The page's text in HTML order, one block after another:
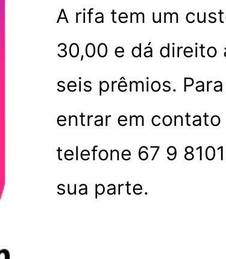
A rifa tem um
30,00 e dá direito
seis prêmios.
entrar em contato
telefone 67 9
sua parte.